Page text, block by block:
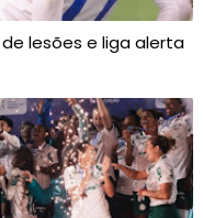
lesões e liga alerta